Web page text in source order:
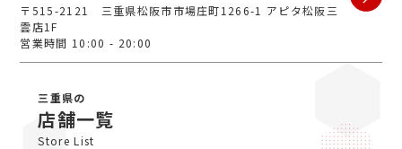
〒515-2121 三重県松阪市市場庄町1266-1 アピタ松阪三
雲店1F
営業時間 10:00 - 20:00
三重県の
店舗一覧
Store List